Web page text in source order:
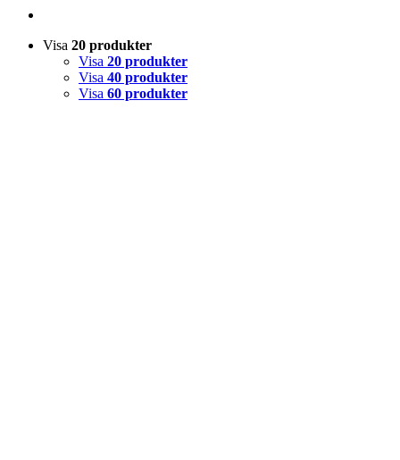
Visa 20 produkter
Visa 20 produkter
Visa 40 produkter
Visa 60 produkter